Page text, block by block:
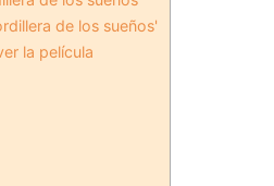
de los sueños'
la película